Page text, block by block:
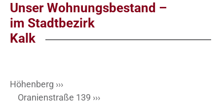
Unser Wohnungsbestand –
im Stadtbezirk
Kalk
Höhenberg ›››
Oranienstraße 139 ›››